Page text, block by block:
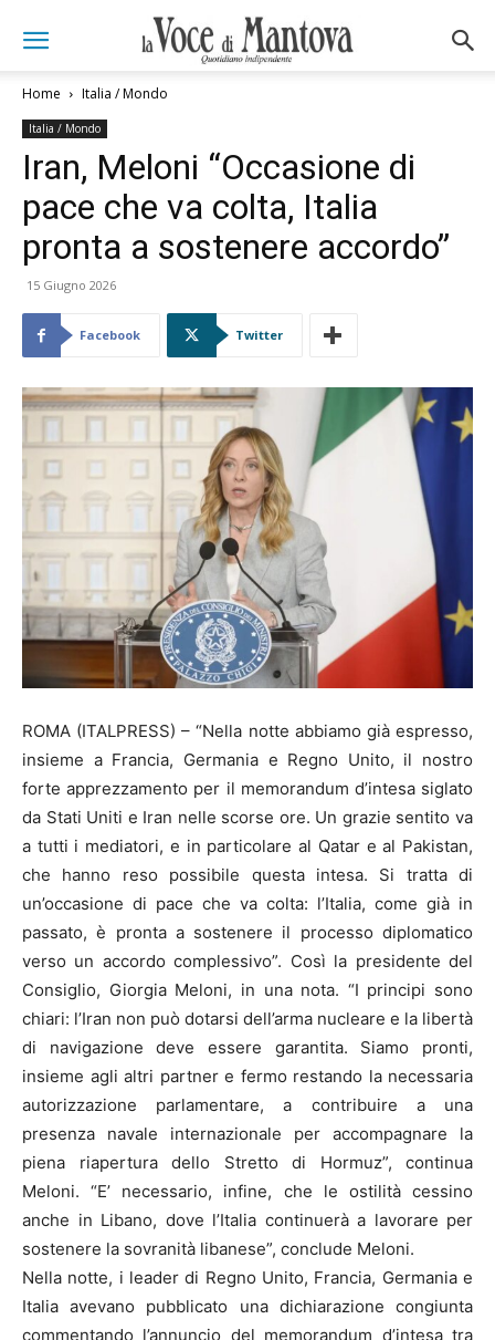
Home Italia / Mondo
Italia / Mondo
Iran, Meloni “Occasione di
pace che va colta, Italia
pronta a sostenere accordo”
15 Giugno 2026
Facebook Twitter
ROMA (ITALPRESS) – “Nella notte abbiamo già espresso,
insieme a Francia, Germania e Regno Unito, il nostro
forte apprezzamento per il memorandum d’intesa siglato
da Stati Uniti e Iran nelle scorse ore. Un grazie sentito va
a tutti i mediatori, e in particolare al Qatar e al Pakistan,
che hanno reso possibile questa intesa. Si tratta di
un’occasione di pace che va colta: l’Italia, come già in
passato, è pronta a sostenere il processo diplomatico
verso un accordo complessivo”. Così la presidente del
Consiglio, Giorgia Meloni, in una nota. “I principi sono
chiari: l’Iran non può dotarsi dell’arma nucleare e la libertà
di navigazione deve essere garantita. Siamo pronti,
insieme agli altri partner e fermo restando la necessaria
autorizzazione parlamentare, a contribuire a una
presenza navale internazionale per accompagnare la
piena riapertura dello Stretto di Hormuz”, continua
Meloni. “E’ necessario, infine, che le ostilità cessino
anche in Libano, dove l’Italia continuerà a lavorare per
sostenere la sovranità libanese”, conclude Meloni.
Nella notte, i leader di Regno Unito, Francia, Germania e
Italia avevano pubblicato una dichiarazione congiunta
commentando l’annuncio del memorandum d’intesa tra